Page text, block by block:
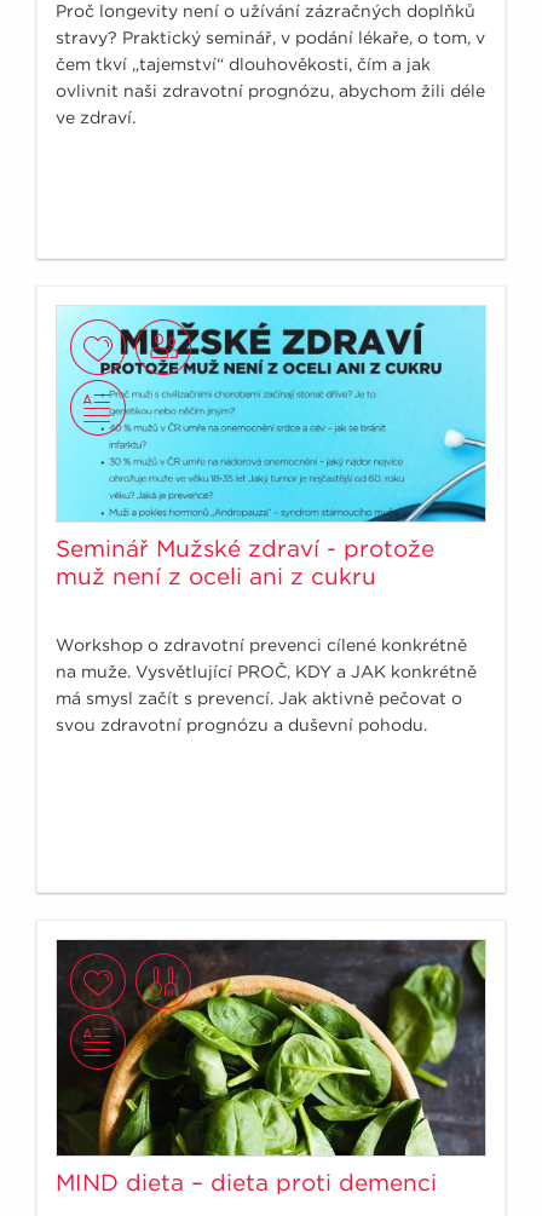
Proč longevity není o užívání zázračných doplňků
stravy? Praktický seminář, v podání lékaře, o tom, v
čem tkví „tajemství“ dlouhověkosti, čím a jak
ovlivnit naši zdravotní prognózu, abychom žili déle
ve zdraví.
Seminář Mužské zdraví - protože
muž není z oceli ani z cukru
Workshop o zdravotní prevenci cílené konkrétně
na muže. Vysvětlující PROČ, KDY a JAK konkrétně
má smysl začít s prevencí. Jak aktivně pečovat o
svou zdravotní prognózu a duševní pohodu.
MIND dieta – dieta proti demenci